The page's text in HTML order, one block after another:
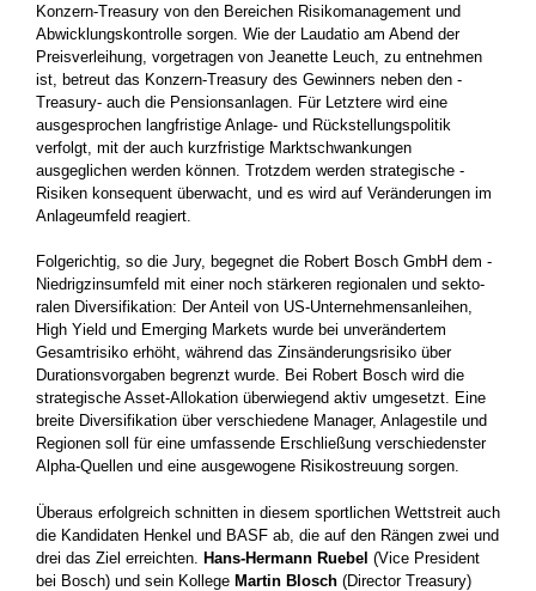
Konzern-Treasury von den Bereichen Risikomanagement und
Abwicklungskontrolle sorgen. Wie der Laudatio am Abend der
Preisverleihung, vorgetragen von Jeanette Leuch, zu entnehmen
ist, betreut das Konzern-Treasury des Gewinners neben den ­
Treasury- auch die Pensionsanlagen. Für Letztere wird eine
ausgesprochen langfristige Anlage- und Rückstellungspolitik
verfolgt, mit der auch kurzfristige Marktschwankungen
ausgeglichen werden können. Trotzdem werden strategische ­
Risiken konsequent überwacht, und es wird auf Veränderungen im
Anlageumfeld reagiert.
Folgerichtig, so die Jury, begegnet die Robert Bosch GmbH dem ­
Niedrigzinsumfeld mit einer noch stärkeren ­regionalen und sekto­
ralen Diversifikation: Der Anteil von US-Unternehmensanleihen,
High Yield und Emerging Markets wurde bei ­unverändertem
Gesamt­risiko erhöht, während das Zinsänderungs­risiko über
Durationsvorgaben begrenzt wurde. Bei Robert Bosch wird die
strategische Asset-Allokation überwiegend aktiv umgesetzt. Eine
breite Diversifikation über verschiedene Manager, Anlagestile und
Regionen soll für eine umfassende Erschließung verschiedenster
Alpha-Quellen und eine ausgewogene Risikostreuung sorgen.
Überaus erfolgreich schnitten in diesem sportlichen Wettstreit auch
die Kandidaten Henkel und BASF ab, die auf den Rängen zwei und
drei das Ziel erreichten. Hans-Hermann ­Ruebel (Vice President
bei Bosch) und sein Kollege Martin Blosch (Director Treasury)